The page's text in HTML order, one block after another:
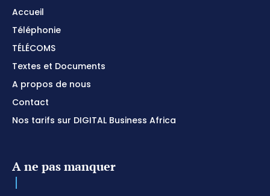
Accueil
Téléphonie
TÉLÉCOMS
Textes et Documents
A propos de nous
Contact
Nos tarifs sur DIGITAL Business Africa
A ne pas manquer